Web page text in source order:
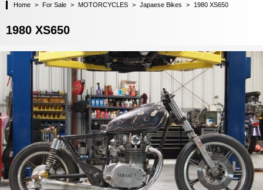
Home > For Sale > MOTORCYCLES > Japaese Bikes > 1980 XS650
1980 XS650